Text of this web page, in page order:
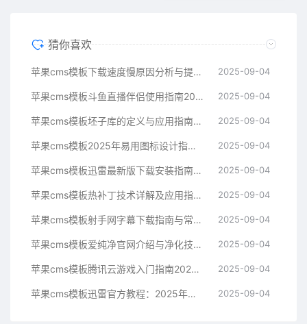
猜你喜欢
苹果cms模板下载速度慢原因分析与提升技巧指南苹果cms 2025-09-04
苹果cms模板斗鱼直播伴侣使用指南2025年新手必看苹果cms 2025-09-04
苹果cms模板坯子库的定义与应用指南苹果cms 2025-09-04
苹果cms模板2025年易用图标设计指南帮助提升界面美观苹果cms 2025-09-04
苹果cms模板迅雷最新版下载安装指南与常见问题解决方案苹果cms 2025-09-04
苹果cms模板热补丁技术详解及应用指南苹果cms 2025-09-04
苹果cms模板射手网字幕下载指南与常见问题解决方案苹果cms 2025-09-04
苹果cms模板爱纯净官网介绍与净化技术科普指南苹果cms 2025-09-04
苹果cms模板腾讯云游戏入门指南2025年最新技术解析苹果cms 2025-09-04
苹果cms模板迅雷官方教程：2025年最新下载与使用指南苹果cms 2025-09-04